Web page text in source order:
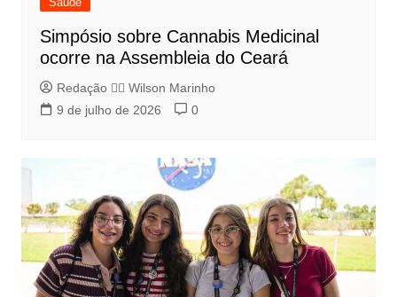
Simpósio sobre Cannabis Medicinal
ocorre na Assembleia do Ceará
Redação 👨‍⚖️​ Wilson Marinho
9 de julho de 2026
0